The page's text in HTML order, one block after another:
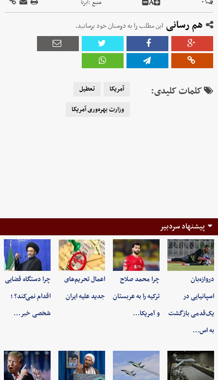
۰ منبع :ایرنا
هم رسانی این مطلب را به دوستان خود برسانید.
کلمات کلیدی: آمریکا
تعطیل
وزارت بهره‌وری آمریکا
پیشنهاد سردبیر
دروازه‌بان
اسپانیایی در
یک‌قدمی بازگشت
به اس…
چرا محمد صلاح
ترکیه را به عربستان
و آمریکا…
اعمال تحریم‌های
جدید علیه ایران
چرا دستگاه قضایی
اقدام نمی‌کند؟ ؛
شخصی خبر…